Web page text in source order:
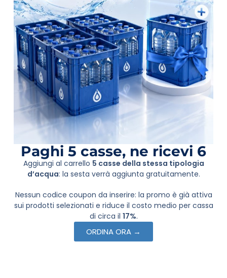
Paghi 5 casse, ne ricevi 6
Aggiungi al carrello 5 casse della stessa tipologia
d’acqua: la sesta verrà aggiunta gratuitamente.
Nessun codice coupon da inserire: la promo è già attiva
sui prodotti selezionati e riduce il costo medio per cassa
di circa il 17%.
ORDINA ORA →